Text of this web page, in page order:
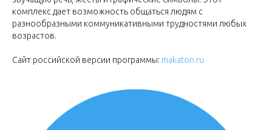
комплекс дает возможность общаться людям с
разнообразными коммуникативными трудностями любых
возрастов.
Сайт российской версии программы: makaton.ru